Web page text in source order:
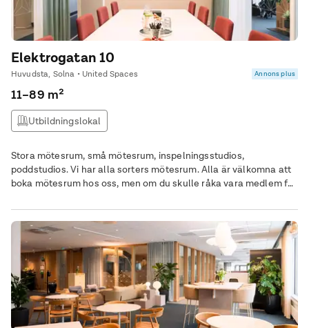
Elektrogatan 10
Huvudsta, Solna • United Spaces Annons plus
11–89 m²
Utbildningslokal
Stora mötesrum, små mötesrum, inspelningsstudios,
poddstudios. Vi har alla sorters mötesrum. Alla är välkomna att
boka mötesrum hos oss, men om du skulle råka vara medlem får
du undrar över kan du alltid höra av dig till oss, eller kika bland
våra vanligaste frågor. När du bokar ett mötesrum hos United
Spaces behöver du bara fokusera på en sak, och det är just
mötet. Allt annat runt omkring tar vi hand om. Smarrig lunch till
deltagarna? Vi fixar. Kaffe med nybakad kanelbulle? Självklart.
Specialteknik till den stora presentationen? Bara hojta till när du
bokar. Alla är välkomna att boka mötesrum hos oss, men om du
skulle råka vara medlem får du faktiskt 30% rabatt på alla
mötesrum. Något att tänka på!